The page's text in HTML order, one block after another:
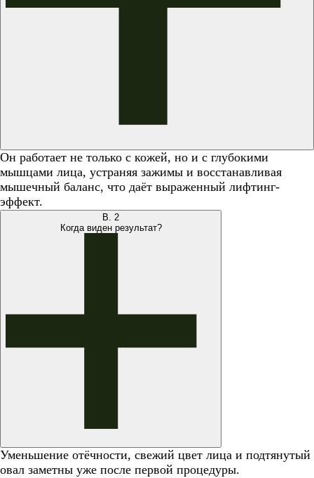
Он работает не только с кожей, но и с глубокими
мышцами лица, устраняя зажимы и восстанавливая
мышечный баланс, что даёт выраженный лифтинг-
эффект.
В. 2
Когда виден результат?
Уменьшение отёчности, свежий цвет лица и подтянутый
овал заметны уже после первой процедуры.